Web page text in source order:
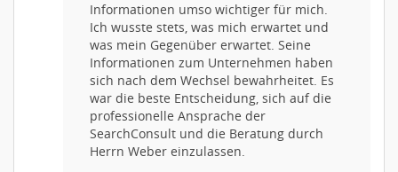
Informationen umso wichtiger für mich.
Ich wusste stets, was mich erwartet und
was mein Gegenüber erwartet. Seine
Informationen zum Unternehmen haben
sich nach dem Wechsel bewahrheitet. Es
war die beste Entscheidung, sich auf die
professionelle Ansprache der
SearchConsult und die Beratung durch
Herrn Weber einzulassen.